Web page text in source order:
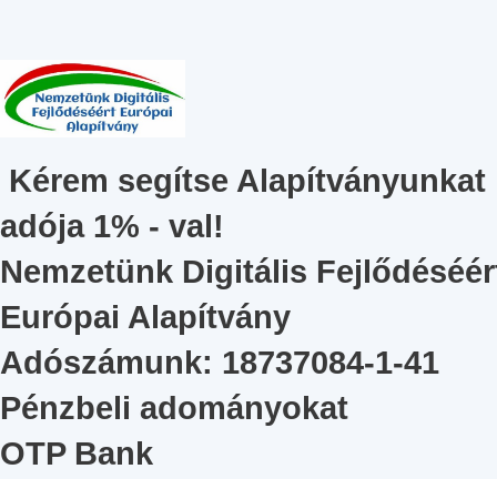
Kérem segítse Alapítványunkat
adója 1% - val!
Nemzetünk Digitális
Európai Alapítvány
Adószámunk: 18737084-1-41
Pénzbeli adományokat
OTP Bank